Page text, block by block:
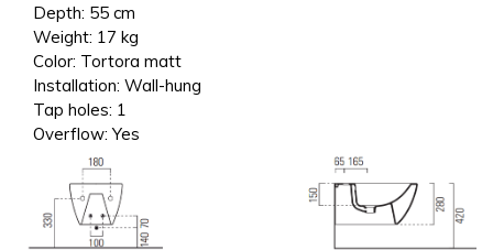
Depth: 55 cm
Weight: 17 kg
Color: Tortora matt
Installation: Wall-hung
Tap holes: 1
Overflow:Yes